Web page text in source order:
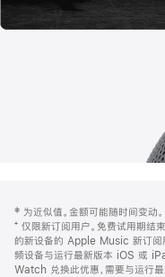
页
页
脚
注
‡ 为近似值。金额可能随时间变动。
⁺ 仅限新订阅用户。免费试用期结
的新设备的 Apple Music 新订阅
频设备与运行最新版本 iOS 或
Watch 兑换此优惠，需要与运行